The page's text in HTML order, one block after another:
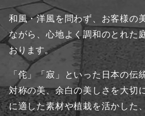
和風・洋風を問わず、お客様の
ながら、心地よく調和のとれた
おります。
「侘」「寂」といった日本の伝
対称の美、余白の美しさを大切
に適した素材や植栽を活かした